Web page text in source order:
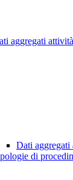
aggregati
Dati aggregati
di